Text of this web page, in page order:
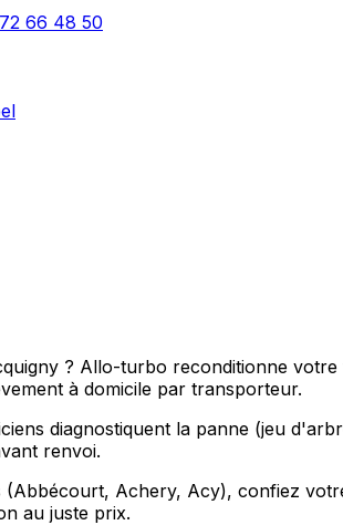
66 48 50
? Allo-turbo reconditionne
à domicile par transporteur.
diagnostiquent la panne (jeu
renvoi.
Achery, Acy), confiez
au juste prix.